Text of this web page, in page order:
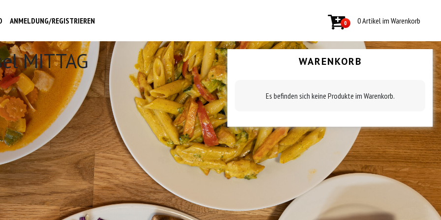
ANMELDUNG/REGISTRIEREN 0 0 Artikel im Warenkorb
MITTAG WARENKORB
Es befinden sich keine Produkte im Warenkorb.